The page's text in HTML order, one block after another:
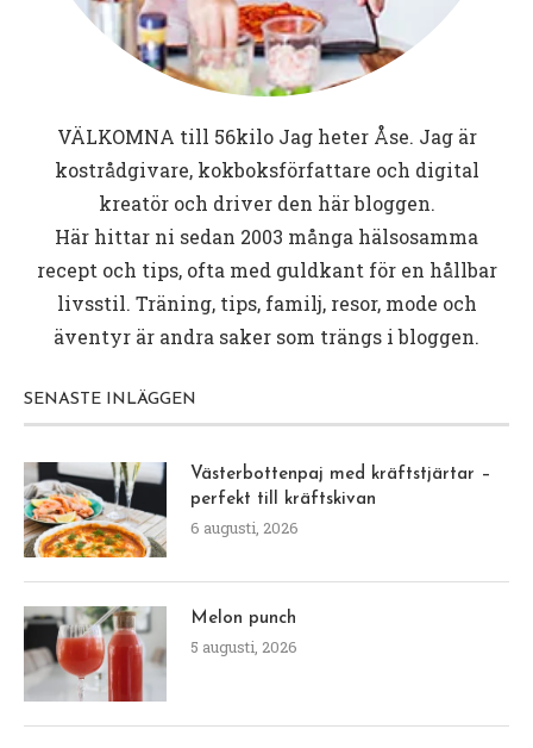
VÄLKOMNA till 56kiloJag heter Åse. Jag är
kostrådgivare, kokboksförfattare och digital
kreatör och driver den här bloggen.
Här hittar ni sedan 2003 många hälsosamma
recept och tips, ofta med guldkant för en hållbar
livsstil. Träning, tips, familj, resor, mode och
äventyr är andra saker som trängs i bloggen.
SENASTE INLÄGGEN
Västerbottenpaj med kräftstjärtar –
perfekt till kräftskivan
6 augusti, 2026
Melon punch
5 augusti, 2026